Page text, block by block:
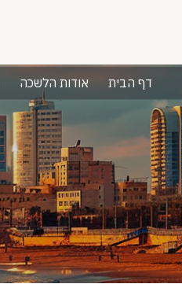
דף הבית אודות הלשכה